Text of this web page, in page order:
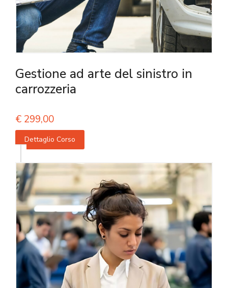
Gestione ad arte del sinistro in
carrozzeria
€ 299,00
Dettaglio Corso